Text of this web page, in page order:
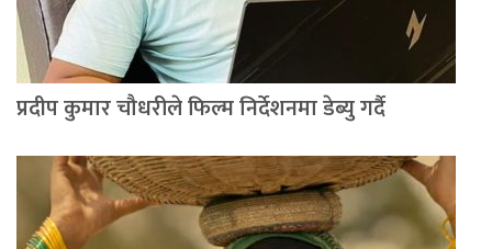
प्रदीप कुमार चौधरीले फिल्म निर्देशनमा डेब्यु गर्दै